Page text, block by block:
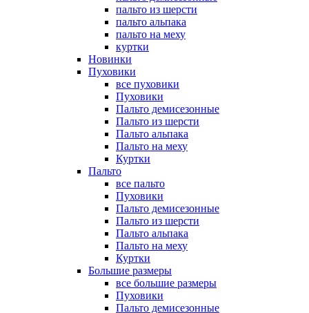
пальто из шерсти
пальто альпака
пальто на меху
куртки
Новинки
Пуховики
все пуховики
Пуховики
Пальто демисезонные
Пальто из шерсти
Пальто альпака
Пальто на меху
Куртки
Пальто
все пальто
Пуховики
Пальто демисезонные
Пальто из шерсти
Пальто альпака
Пальто на меху
Куртки
Большие размеры
все большие размеры
Пуховики
Пальто демисезонные